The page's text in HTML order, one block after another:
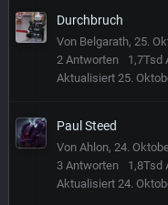
Durchbruch
Von Belgarath, 25.
2 Antworten 1,7Tsd
Aktualisiert 25.
Paul Steed
Von Ahlon, 24.
3 Antworten 1,8Tsd
Aktualisiert 24.